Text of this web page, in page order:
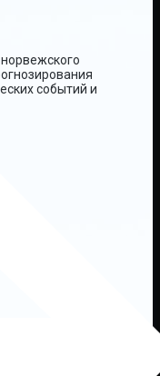
событий и